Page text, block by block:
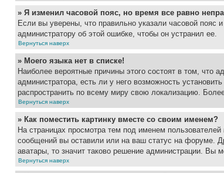
» Я изменил часовой пояс, но время все равно
Если вы уверены, что правильно указали часовой пояс
администратору об этой ошибке, чтобы он устранил ее.
Вернуться наверх
» Моего языка нет в списке!
Наиболее вероятные причины этого состоят в том, что
администратора, есть ли у него возможность
распространить по всему миру свою локализацию.
Вернуться наверх
» Как поместить картинку вместе со своим именем?
На страницах просмотра тем под именем
сообщений вы оставили или на ваш статус на форуме.
аватары, то значит таково решение администрации. Вы
Вернуться наверх